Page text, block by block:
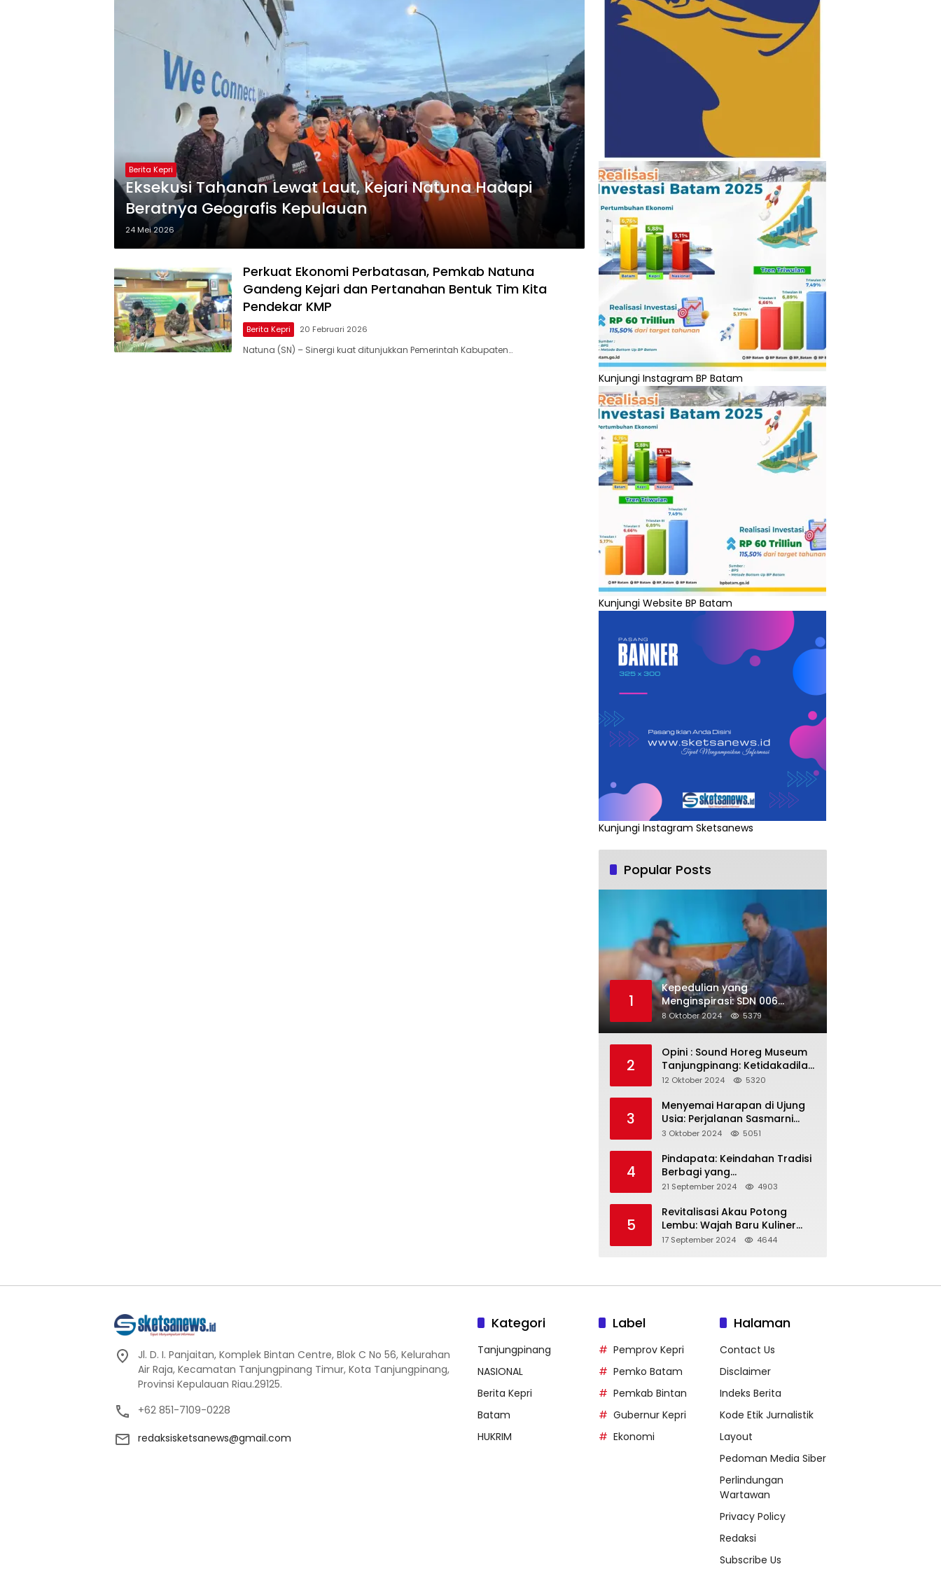
Berita Kepri
Eksekusi Tahanan Lewat Laut, Kejari Natuna Hadapi
Beratnya Geografis Kepulauan
24 Mei 2026
Perkuat Ekonomi Perbatasan, Pemkab Natuna
Gandeng Kejari dan Pertanahan Bentuk Tim Kita
Pendekar KMP
Berita Kepri 20 Februari 2026
Natuna (SN) – Sinergi kuat ditunjukkan Pemerintah Kabupaten…
Kunjungi Instagram BP Batam
Kunjungi Website BP Batam
Kunjungi Instagram Sketsanews
Popular Posts
1
Kepedulian yang
Menginspirasi: SDN 006
Merawang Gelar Program
“Berbagi Segenggam Beras”
8 Oktober 2024 5379
2
Opini : Sound Horeg Museum
Tanjungpinang: Ketidakadilan
dalam Representasi
12 Oktober 2024 5320
3
Menyemai Harapan di Ujung
Usia: Perjalanan Sasmarni
dalam Menyentuh Hati dan
3 Oktober 2024 5051
4
Pindapata: Keindahan Tradisi
Berbagi yang
Menghubungkan Umat dalam
Kebersamaan dalam Agama
Buddha
21 September 2024 4903
5
Revitalisasi Akau Potong
Lembu: Wajah Baru Kuliner
Legendaris Tanjungpinang
17 September 2024 4644
Jl. D. I. Panjaitan, Komplek Bintan Centre, Blok C No 56, Kelurahan
Air Raja, Kecamatan Tanjungpinang Timur, Kota Tanjungpinang,
Provinsi Kepulauan Riau.29125.
+62 851-7109-0228
redaksisketsanews@gmail.com
Kategori
Tanjungpinang
NASIONAL
Berita Kepri
Batam
HUKRIM
Label
Pemprov Kepri
Pemko Batam
Pemkab Bintan
Gubernur Kepri
Ekonomi
Halaman
Contact Us
Disclaimer
Indeks Berita
Kode Etik Jurnalistik
Layout
Pedoman Media Siber
Perlindungan
Wartawan
Privacy Policy
Redaksi
Subscribe Us